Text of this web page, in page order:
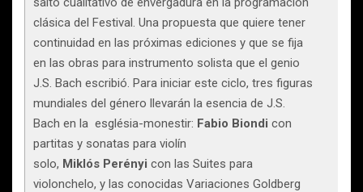
clásica del Festival. Una propuesta que quiere tener
continuidad en las próximas ediciones y que se fija
en las obras para instrumento solista que el genio
J.S. Bach escribió. Para iniciar este ciclo, tres figuras
mundiales del género llevarán la esencia de J.S.
Bach en la església-monestir: Fabio Biondi con
partitas y sonatas para violín
solo, Miklós Perényi con las Suites para
violonchelo, y las conocidas Variaciones Goldberg